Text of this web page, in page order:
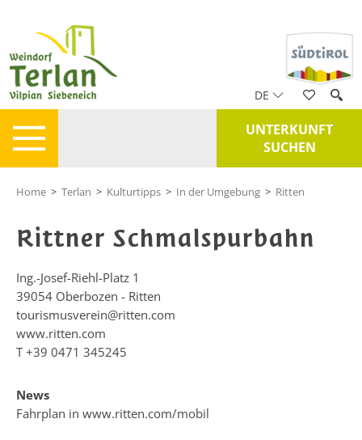
DE
UNTERKUNFT
SUCHEN
Home > Terlan > Kulturtipps > In der Umgebung > Ritten
Rittner Schmalspurbahn
Ing.-Josef-Riehl-Platz 1
39054 Oberbozen - Ritten
tourismusverein@ritten.com
www.ritten.com
T +39 0471 345245
News
Fahrplan in www.ritten.com/mobil